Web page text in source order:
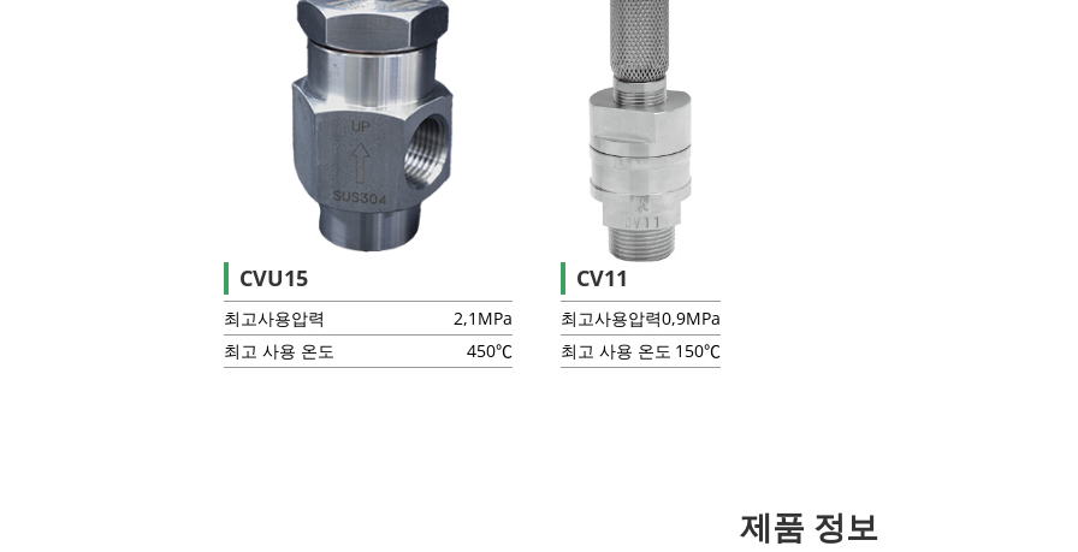
CVU15
최고사용압력
2,1MPa
최고 사용 온도
450℃
CV11
최고사용압력0,9MPa
최고 사용 온도 150℃
제품 정보